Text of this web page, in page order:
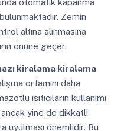
otomatik kapanma
Zemin
altına alınmasına
önüne geçer.
kiralama kiralama
ortamını daha
ısıtıcıların kullanımı
yine de dikkatli
uyulması önemlidir. Bu